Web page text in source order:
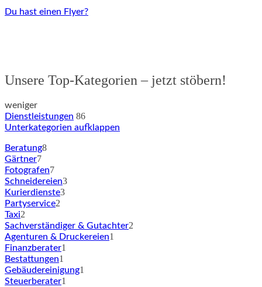
Du hast einen Flyer?
Unsere Top-Kategorien – jetzt stöbern!
weniger
Dienstleistungen 86
Unterkategorien aufklappen
Beratung8
Gärtner7
Fotografen7
Schneidereien3
Kurierdienste3
Partyservice2
Taxi2
Sachverständiger & Gutachter2
Agenturen & Druckereien1
Finanzberater1
Bestattungen1
Gebäudereinigung1
Steuerberater1